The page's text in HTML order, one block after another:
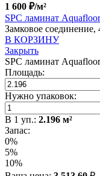
1 600 ₽/м²
SPC ламинат
Замковое
В КОРЗИНУ
Закрыть
SPC ламинат
Площадь:
Нужно упаковок:
В 1 уп.: 2.196 м²
Запас:
0%
5%
10%